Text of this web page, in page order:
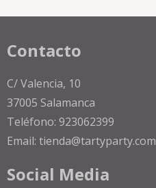
Contacto
C/ Valencia, 10
37005 Salamanca
Teléfono: 923062399
Email: tienda@tartyparty.com
Social Media